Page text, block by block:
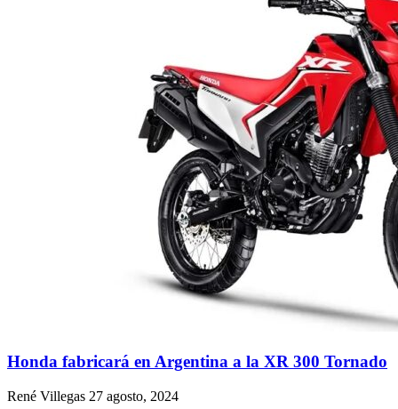
Honda fabricará en Argentina a la XR 300 Tornado
René Villegas 27 agosto, 2024